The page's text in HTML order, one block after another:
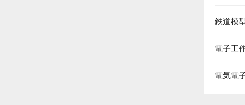
鉄道模
電子工
電気電